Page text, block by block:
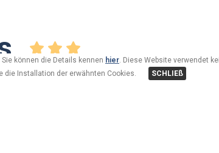
können die Details kennen hier. Diese Website verwendet
die Installation der erwähnten Cookies.
SCHLIEß